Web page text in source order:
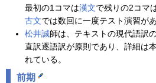
最初の1コマは漢文で残りの2コマ
古文では数回に一度テスト演習があ
松井誠師は、テキストの現代語訳
直訳逐語訳が原則であり、詳細は
れている。
前期